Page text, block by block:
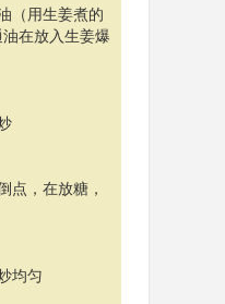
（用生姜煮的
在放入生姜爆
点，在放糖，
均匀